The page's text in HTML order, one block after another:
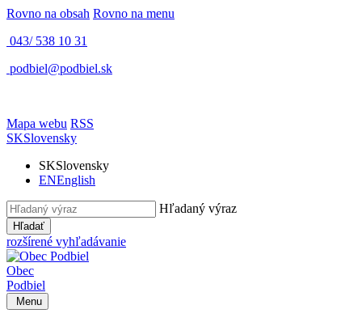
Rovno na obsah Rovno na menu
043/ 538 10 31
podbiel@podbiel.sk
Mapa webu RSS
SKSlovensky
SKSlovensky
ENEnglish
Hľadaný výraz
Hľadať
rozšírené vyhľadávanie
Obec
Podbiel
Menu